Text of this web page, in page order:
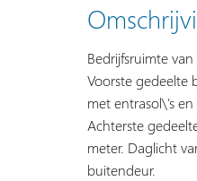
Bedrijfsruimte
Voorste gedeelte
met entrasol\'s en
Achterste
meter. Daglicht
buitendeur.